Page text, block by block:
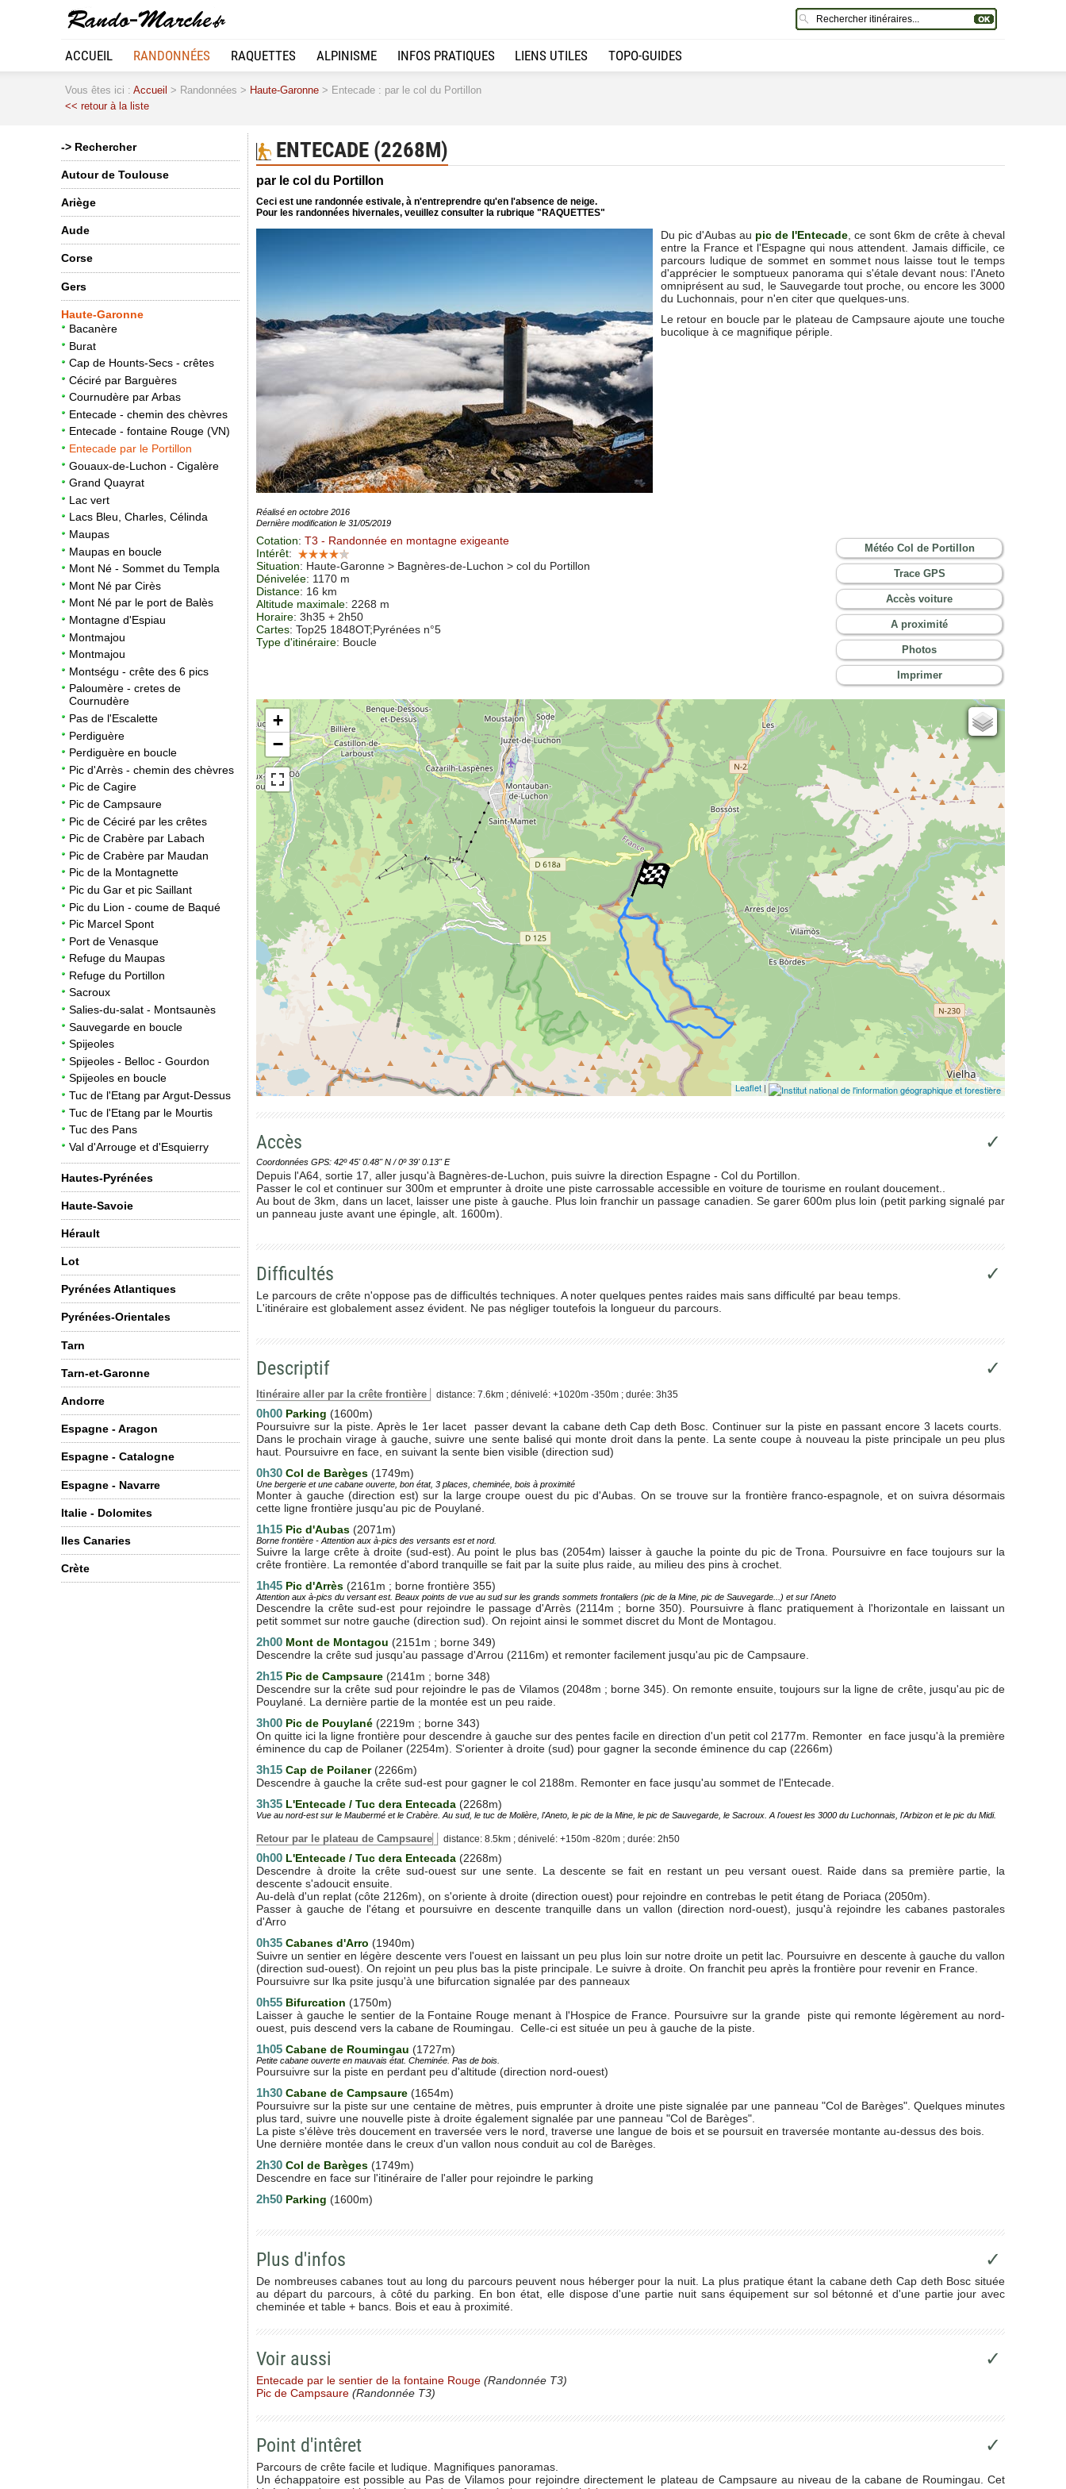
ACCUEIL RANDONNÉES RAQUETTES ALPINISME INFOS PRATIQUES LIENS UTILES TOPO-GUIDES
Vous êtes ici : Accueil > Randonnées > Haute-Garonne > Entecade : par le col du Portillon
<< retour à la liste
-> Rechercher
Autour de Toulouse
Ariège
Aude
Corse
Gers
Haute-Garonne
Bacanère
Burat
Cap de Hounts-Secs - crêtes
Céciré par Barguères
Cournudère par Arbas
Entecade - chemin des chèvres
Entecade - fontaine Rouge (VN)
Entecade par le Portillon
Gouaux-de-Luchon - Cigalère
Grand Quayrat
Lac vert
Lacs Bleu, Charles, Célinda
Maupas
Maupas en boucle
Mont Né - Sommet du Templa
Mont Né par Cirès
Mont Né par le port de Balès
Montagne d'Espiau
Montmajou
Montmajou
Montségu - crête des 6 pics
Paloumère - cretes de
Cournudère
Pas de l'Escalette
Perdiguère
Perdiguère en boucle
Pic d'Arrès - chemin des chèvres
Pic de Cagire
Pic de Campsaure
Pic de Céciré par les crêtes
Pic de Crabère par Labach
Pic de Crabère par Maudan
Pic de la Montagnette
Pic du Gar et pic Saillant
Pic du Lion - coume de Baqué
Pic Marcel Spont
Port de Venasque
Refuge du Maupas
Refuge du Portillon
Sacroux
Salies-du-salat - Montsaunès
Sauvegarde en boucle
Spijeoles
Spijeoles - Belloc - Gourdon
Spijeoles en boucle
Tuc de l'Etang par Argut-Dessus
Tuc de l'Etang par le Mourtis
Tuc des Pans
Val d'Arrouge et d'Esquierry
Hautes-Pyrénées
Haute-Savoie
Hérault
Lot
Pyrénées Atlantiques
Pyrénées-Orientales
Tarn
Tarn-et-Garonne
Andorre
Espagne - Aragon
Espagne - Catalogne
Espagne - Navarre
Italie - Dolomites
Iles Canaries
Crète
ENTECADE (2268M)
par le col du Portillon
Ceci est une randonnée estivale, à n'entreprendre qu'en l'absence de neige.
Pour les randonnées hivernales, veuillez consulter la rubrique "RAQUETTES"
Du pic d'Aubas au pic de l'Entecade , ce sont 6km de crête à cheval
entre la France et l'Espagne qui nous attendent. Jamais difficile, ce
parcours ludique de sommet en sommet nous laisse tout le temps
d'apprécier le somptueux panorama qui s'étale devant nous: l'Aneto
omniprésent au sud, le Sauvegarde tout proche, ou encore les 3000
du Luchonnais, pour n'en citer que quelques-uns.
Le retour en boucle par le plateau de Campsaure ajoute une touche
bucolique à ce magnifique périple.
Réalisé en octobre 2016
Dernière modification le 31/05/2019
Cotation: T3 - Randonnée en montagne exigeante
Intérêt:
Situation: Haute-Garonne > Bagnères-de-Luchon > col du Portillon
Dénivelée: 1170 m
Distance: 16 km
Altitude maximale: 2268 m
Horaire: 3h35 + 2h50
Cartes: Top25 1848OT;Pyrénées n°5
Type d'itinéraire: Boucle
Météo Col de Portillon
Trace GPS
Accès voiture
A proximité
Photos
Imprimer
+
−
Cartes IGN
Open Topo Map
Open Street Map
ESRI Word Imagery
Leaflet|
Accès ✓
Coordonnées GPS: 42º 45' 0.48'' N / 0º 39' 0.13'' E
Depuis l'A64, sortie 17, aller jusqu'à Bagnères-de-Luchon, puis suivre la direction Espagne - Col du Portillon.
Passer le col et continuer sur 300m et emprunter à droite une piste carrossable accessible en voiture de tourisme en roulant doucement..
Au bout de 3km, dans un lacet, laisser une piste à gauche. Plus loin franchir un passage canadien. Se garer 600m plus loin (petit parking signalé par
un panneau juste avant une épingle, alt. 1600m).
Difficultés ✓
Le parcours de crête n'oppose pas de difficultés techniques. A noter quelques pentes raides mais sans difficulté par beau temps.
L'itinéraire est globalement assez évident. Ne pas négliger toutefois la longueur du parcours.
Descriptif ✓
Itinéraire aller par la crête frontière distance: 7.6km ; dénivelé: +1020m -350m ; durée: 3h35
0h00 Parking (1600m)
Poursuivre sur la piste. Après le 1er lacet passer devant la cabane deth Cap deth Bosc.Continuer sur la piste en passant encore 3 lacets courts.
Dans le prochain virage à gauche, suivre une sente balisé qui monte droit dans la pente. La sente coupe à nouveau la piste principale un peu plus
haut. Poursuivre en face, en suivant la sente bien visible (direction sud)
0h30 Col de Barèges (1749m)
Une bergerie et une cabane ouverte, bon état, 3 places, cheminée, bois à proximité
Monter à gauche (direction est) sur la large croupe ouest du pic d'Aubas. On se trouve sur la frontière franco-espagnole, et on suivra désormais
cette ligne frontière jusqu'au pic de Pouylané.
1h15 Pic d'Aubas (2071m)
Borne frontière - Attention aux à-pics des versants est et nord.
Suivre la large crête à droite (sud-est). Au point le plus bas (2054m) laisser à gauche la pointe du pic de Trona. Poursuivre en face toujours sur la
crête frontière. La remontée d'abord tranquille se fait par la suite plus raide, au milieu des pins à crochet.
1h45 Pic d'Arrès (2161m ; borne frontière 355)
Attention aux à-pics du versant est. Beaux points de vue au sud sur les grands sommets frontaliers (pic de la Mine, pic de Sauvegarde...) et sur l'Aneto
Descendre la crête sud-est pour rejoindre le passage d'Arrès (2114m ; borne 350). Poursuivre à flanc pratiquement à l'horizontale en laissant un
petit sommet sur notre gauche (direction sud). On rejoint ainsi le sommet discret du Mont de Montagou.
2h00 Mont de Montagou (2151m ; borne 349)
Descendre la crête sud jusqu'au passage d'Arrou (2116m) et remonter facilement jusqu'au pic de Campsaure.
2h15 Pic de Campsaure (2141m ; borne 348)
Descendre sur la crête sud pour rejoindre le pas de Vilamos (2048m ; borne 345). On remonte ensuite, toujours sur la ligne de crête, jusqu'au pic de
Pouylané. La dernière partie de la montée est un peu raide.
3h00 Pic de Pouylané (2219m ; borne 343)
On quitte ici la ligne frontière pour descendre à gauche sur des pentes facile en direction d'un petit col 2177m. Remonter en face jusqu'à la première
éminence du cap de Poilaner (2254m). S'orienter à droite (sud) pour gagner la seconde éminence du cap (2266m)
3h15 Cap de Poilaner (2266m)
Descendre à gauche la crête sud-est pour gagner le col 2188m. Remonter en face jusqu'au sommet de l'Entecade.
3h35 L'Entecade / Tuc dera Entecada (2268m)
Vue au nord-est sur le Maubermé et le Crabère. Au sud, le tuc de Molière, l'Aneto, le pic de la Mine, le pic de Sauvegarde, le Sacroux. A l'ouest les 3000 du Luchonnais, l'Arbizon et le pic du Midi.
Retour par le plateau de Campsaure distance: 8.5km ; dénivelé: +150m -820m ; durée: 2h50
0h00 L'Entecade / Tuc dera Entecada (2268m)
Descendre à droite la crête sud-ouest sur une sente. La descente se fait en restant un peu versant ouest. Raide dans sa première partie, la
descente s'adoucit ensuite.
Au-delà d'un replat (côte 2126m), on s'oriente à droite (direction ouest) pour rejoindre en contrebas le petit étang de Poriaca (2050m).
Passer à gauche de l'étang et poursuivre en descente tranquille dans un vallon (direction nord-ouest), jusqu'à rejoindre les cabanes pastorales
d'Arro
0h35 Cabanes d'Arro (1940m)
Suivre un sentier en légère descente vers l'ouest en laissant un peu plus loin sur notre droite un petit lac. Poursuivre en descente à gauche du vallon
(direction sud-ouest). On rejoint un peu plus bas la piste principale. Le suivre à droite. On franchit peu après la frontière pour revenir en France.
Poursuivre sur lka psite jusqu'à une bifurcation signalée par des panneaux
0h55 Bifurcation (1750m)
Laisser à gauche le sentier de la Fontaine Rouge menant à l'Hospice de France. Poursuivre sur la grande piste qui remonte légèrement au nord-
ouest, puis descend vers la cabane de Roumingau. Celle-ci est située un peu à gauche de la piste.
1h05 Cabane de Roumingau (1727m)
Petite cabane ouverte en mauvais état. Cheminée. Pas de bois.
Poursuivre sur la piste en perdant peu d'altitude (direction nord-ouest)
1h30 Cabane de Campsaure (1654m)
Poursuivre sur la piste sur une centaine de mètres, puis emprunter à droite une piste signalée par une panneau "Col de Barèges". Quelques minutes
plus tard, suivre une nouvelle piste à droite également signalée par une panneau "Col de Barèges".
La piste s'élève très doucement en traversée vers le nord, traverse une langue de bois et se poursuit en traversée montante au-dessus des bois.
Une dernière montée dans le creux d'un vallon nous conduit au col de Barèges.
2h30 Col de Barèges (1749m)
Descendre en face sur l'itinéraire de l'aller pour rejoindre le parking
2h50 Parking (1600m)
Plus d'infos ✓
De nombreuses cabanes tout au long du parcours peuvent nous héberger pour la nuit. La plus pratique étant la cabane deth Cap deth Bosc située
au départ du parcours, à côté du parking. En bon état, elle dispose d'une partie nuit sans équipement sur sol bétonné et d'une partie jour avec
cheminée et table + bancs. Bois et eau à proximité.
Voir aussi ✓
Entecade par le sentier de la fontaine Rouge (Randonnée T3)
Pic de Campsaure (Randonnée T3)
Point d'intêret ✓
Parcours de crête facile et ludique. Magnifiques panoramas.
Un échappatoire est possible au Pas de Vilamos pour rejoindre directement le plateau de Campsaure au niveau de la cabane de Roumingau. Cet